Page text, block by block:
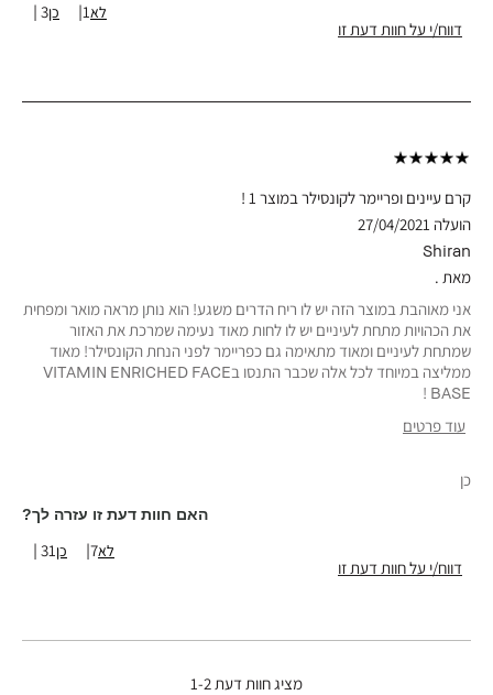
יתרונות המוצר
3
1
דווח/י על חוות דעת זו
קרם עיינים ופריימר לקונסילר במוצר 1 !
הועלה 27/04/2021
Shiran
מאת .
אני מאוהבת במוצר הזה יש לו ריח הדרים משגע! הוא נותן מראה מואר ומפחית
את הכהויות מתחת לעיניים יש לו לחות מאוד נעימה שמרכת את האזור
שמתחת לעיניים ומאוד מתאימה גם כפריימר לפני הנחת הקונסילר! מאוד
ממליצה במיוחד לכל אלה שכבר התנסו בVITAMIN ENRICHED FACE
BASE !
עוד פרטים
כן
האם חוות דעת זו עזרה לך?
31
7
דווח/י על חוות דעת זו
מציג חוות דעת 1-2